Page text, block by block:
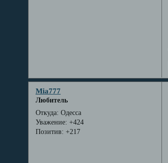
Mia777
Любитель
Откуда: Одесса
Уважение: +424
Позитив: +217